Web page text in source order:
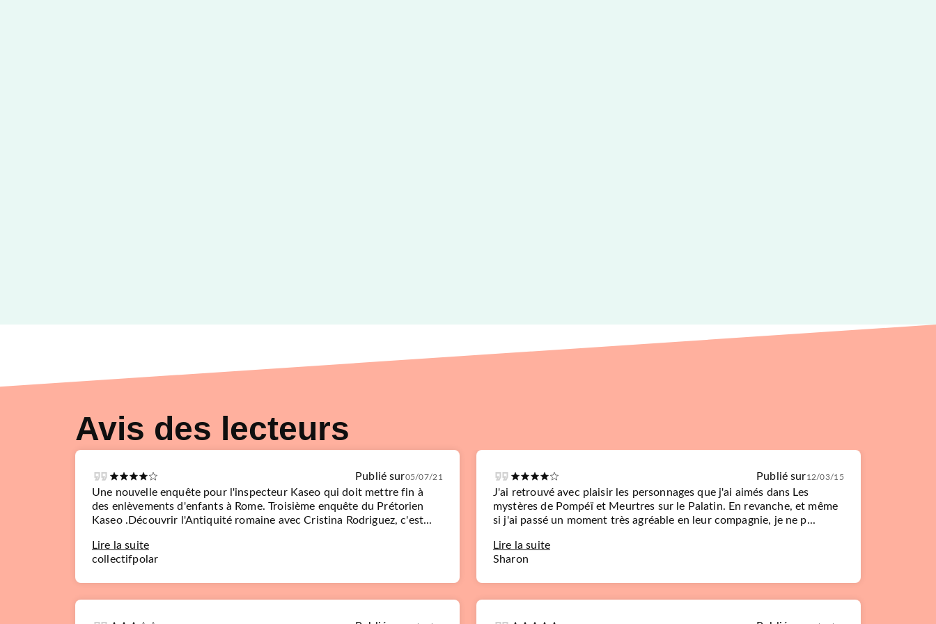
POLAR
Avis des lecteurs
Publié sur05/07/21
Une nouvelle enquête pour l'inspecteur Kaseo qui doit mettre fin à
des enlèvements d'enfants à Rome. Troisième enquête du Prétorien
Kaseo .Découvrir l'Antiquité romaine avec Cristina Rodriguez, c'est...
Lire la suite
collectifpolar
Publié sur12/03/15
J'ai retrouvé avec plaisir les personnages que j'ai aimés dans Les
mystères de Pompéï et Meurtres sur le Palatin. En revanche, et même
si j'ai passé un moment très agréable en leur compagnie, je ne p...
Lire la suite
Sharon